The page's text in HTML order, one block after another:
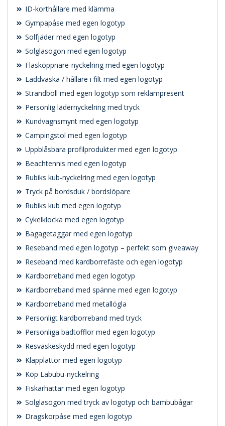
ID-korthållare med klämma
Gympapåse med egen logotyp
Solfjäder med egen logotyp
Solglasögon med egen logotyp
Flasköppnare-nyckelring med egen logotyp
Laddväska / hållare i filt med egen logotyp
Strandboll med egen logotyp som reklampresent
Personlig lädernyckelring med tryck
Kundvagnsmynt med egen logotyp
Campingstol med egen logotyp
Uppblåsbara profilprodukter med egen logotyp
Beachtennis med egen logotyp
Rubiks kub-nyckelring med egen logotyp
Tryck på bordsduk / bordslöpare
Rubiks kub med egen logotyp
Cykelklocka med egen logotyp
Bagagetaggar med egen logotyp
Reseband med egen logotyp – perfekt som giveaway
Reseband med kardborrefäste och egen logotyp
Kardborreband med egen logotyp
Kardborreband med spänne med egen logotyp
Kardborreband med metallögla
Personligt kardborreband med tryck
Personliga badtofflor med egen logotyp
Resväskeskydd med egen logotyp
Klapplattor med egen logotyp
Köp Labubu-nyckelring
Fiskarhattar med egen logotyp
Solglasögon med tryck av logotyp och bambubågar
Dragskorpåse med egen logotyp